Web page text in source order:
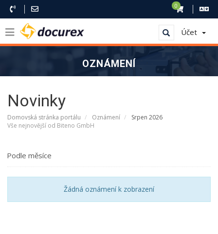
0
Účet
OZNÁMENÍ
Novinky
Domovská stránka portálu Oznámení
Srpen 2026
Vše nejnovější od Biteno GmbH
Podle měsíce
Žádná oznámení k zobrazení